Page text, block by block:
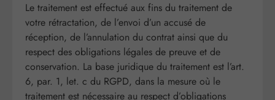
Le traitement est effectué aux fins du traitement de
votre rétractation, de l’envoi d’un accusé de
réception, de l’annulation du contrat ainsi que du
respect des obligations légales de preuve et de
conservation. La base juridique du traitement est l’art.
6, par. 1, let. c du RGPD, dans la mesure où le
traitement est nécessaire au respect d’obligations